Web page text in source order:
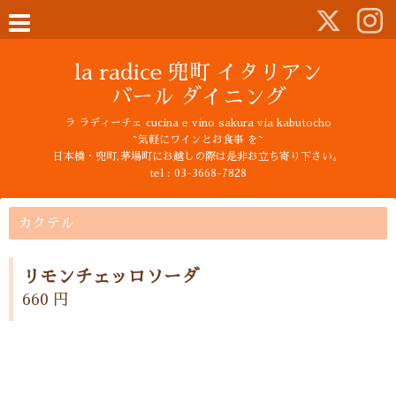
la radice 兜町 イタリアン
バール ダイニング
ラ ラディーチェ cucina e vino sakura via kabutocho
~気軽にワインとお食事 を~
日本橋・兜町,茅場町にお越しの際は是非お立ち寄り下さい。
tel : 03-3668-7828
カクテル
リモンチェッロソーダ
660 円